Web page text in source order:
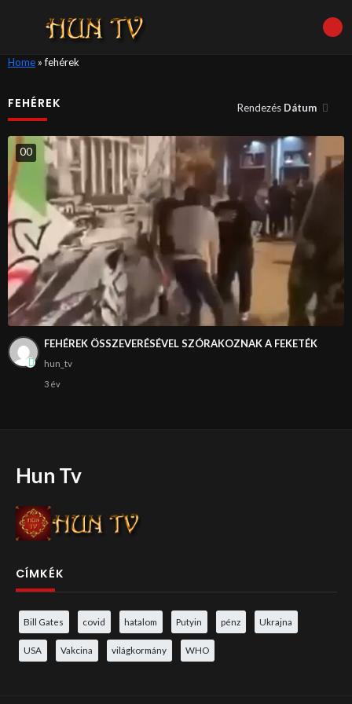
Home»fehérek
FEHÉREK Rendezés Dátum
00
FEHÉREK ÖSSZEVERÉSÉVEL SZÓRAKOZNAK A FEKETÉK
hun_tv
3 év
Hun Tv
CÍMKÉK
Bill Gates covid hatalom Putyin pénz Ukrajna
USA Vakcina világkormány WHO